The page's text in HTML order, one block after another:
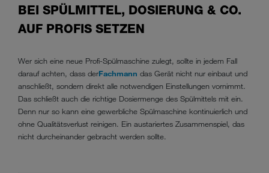
BEI SPÜLMITTEL, DOSIERUNG & CO.
AUF PROFIS SETZEN
Wer sich eine neue Profi-Spülmaschine zulegt, sollte in jedem Fall
darauf achten, dass derFachmann das Gerät nicht nur einbaut und
anschließt, sondern direkt alle notwendigen Einstellungen vornimmt.
Das schließt auch die richtige Dosiermenge des Spülmittels mit ein.
Denn nur so kann eine gewerbliche Spülmaschine kontinuierlich und
ohne Qualitätsverlust reinigen. Ein austariertes Zusammenspiel, das
nicht durcheinander gebracht werden sollte.